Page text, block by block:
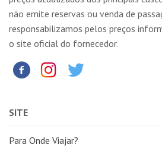
não emite reservas ou venda de
responsabilizamos pelos preços
o site oficial do fornecedor.
SITE
Para Onde Viajar?